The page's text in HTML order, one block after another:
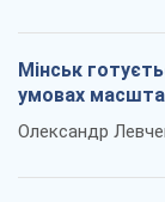
Мінськ
умовах
Олександр